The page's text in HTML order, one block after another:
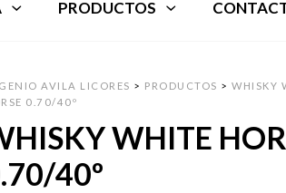
PRODUCTOS
AVILA LICORES > PRODUCTOS >WHISKY
0.70/40º
WHITE
40º